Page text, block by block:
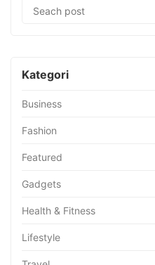
Kategori
Business
Fashion
Featured
Gadgets
Health & Fitness
Lifestyle